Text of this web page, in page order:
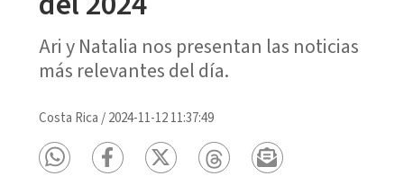
Ari y Natalia nos presentan las noticias
más relevantes del día.
Costa Rica /2024-11-12 11:37:49